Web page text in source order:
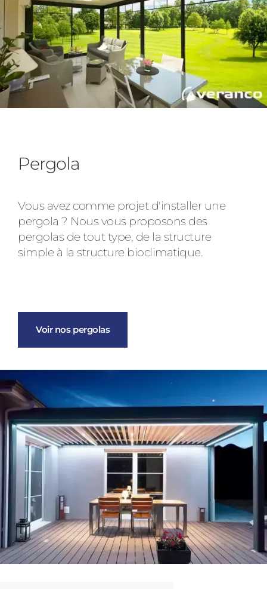
Pergola
Vous avez comme projet d'installer une
pergola ? Nous vous proposons des
pergolas de tout type, de la structure
simple à la structure bioclimatique.
Voir nos pergolas